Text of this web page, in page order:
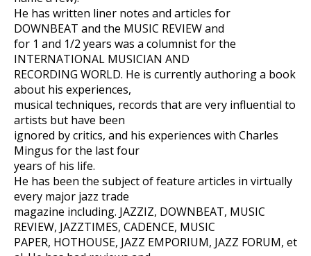
He has written liner notes and articles for
DOWNBEAT and the MUSIC REVIEW and
for 1 and 1/2 years was a columnist for the
INTERNATIONAL MUSICIAN AND
RECORDING WORLD. He is currently authoring a book
about his experiences,
musical techniques, records that are very influential to
artists but have been
ignored by critics, and his experiences with Charles
Mingus for the last four
years of his life.
He has been the subject of feature articles in virtually
every major jazz trade
magazine including. JAZZIZ, DOWNBEAT, MUSIC
REVIEW, JAZZTIMES, CADENCE, MUSIC
PAPER, HOTHOUSE, JAZZ EMPORIUM, JAZZ FORUM, et